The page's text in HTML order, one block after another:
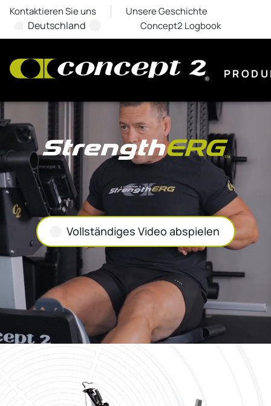
Kontaktieren Sie uns Unsere Geschichte
Deutschland Concept2 Logbook
Vollständiges Video abspielen